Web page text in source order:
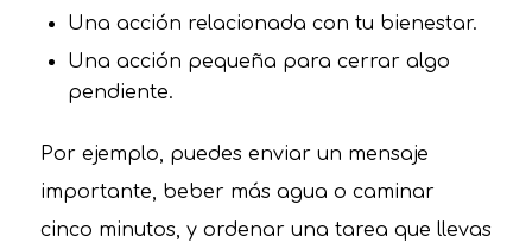
Una acción relacionada con tu bienestar.
Una acción pequeña para cerrar algo
pendiente.
Por ejemplo, puedes enviar un mensaje
importante, beber más agua o caminar
cinco minutos, y ordenar una tarea que llevas